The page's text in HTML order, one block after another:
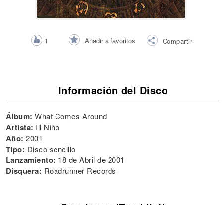
1 Añadir a favoritos Compartir
Información del Disco
Álbum: What Comes Around
Artista: Ill Niño
Año: 2001
Tipo: Disco sencillo
Lanzamiento: 18 de Abril de 2001
Disquera: Roadrunner Records